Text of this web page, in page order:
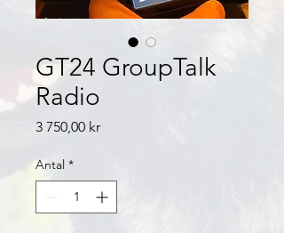
GT24 GroupTalk
Radio
3 750,00 krPris
Antal *